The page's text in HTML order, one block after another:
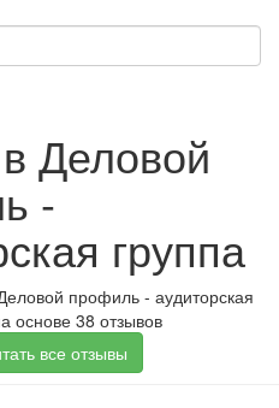
Деловой
-
группа
профиль - аудиторская
основе 38 отзывов
все отзывы